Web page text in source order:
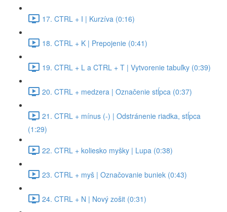
17. CTRL + I | Kurzíva (0:16)
18. CTRL + K | Prepojenie (0:41)
19. CTRL + L a CTRL + T | Vytvorenie tabuľky (0:39)
20. CTRL + medzera | Označenie stĺpca (0:37)
21. CTRL + mínus (-) | Odstránenie riadka, stĺpca
(1:29)
22. CTRL + koliesko myšky | Lupa (0:38)
23. CTRL + myš | Označovanie buniek (0:43)
24. CTRL + N | Nový zošit (0:31)